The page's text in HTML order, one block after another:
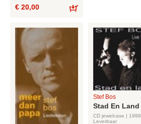
€ 20,00
Stef Bos
Stad En Land
CD jewelcase | 1998
Leverbaar